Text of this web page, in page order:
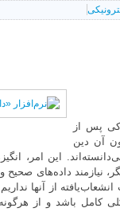
پس از
آن دین
این امر،
نیازمند داده‌های صحیح
از آنها نداریم.
کامل باشد و از